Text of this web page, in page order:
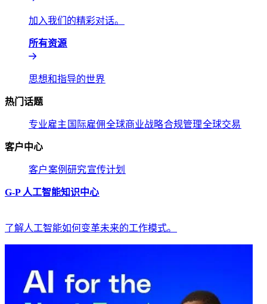
加入我们的精彩对话。​​
所有资源​​
思想和指导的世界​​
热门话题​​
专业雇主​​ 国际雇佣​​全球商业战略​​合规管理​​全球交易​​
客户中心​​
客户​​案例研究​​宣传计划​​
G-P 人工智能知识中心​​
了解人工智能如何变革未来的工作模式。​​